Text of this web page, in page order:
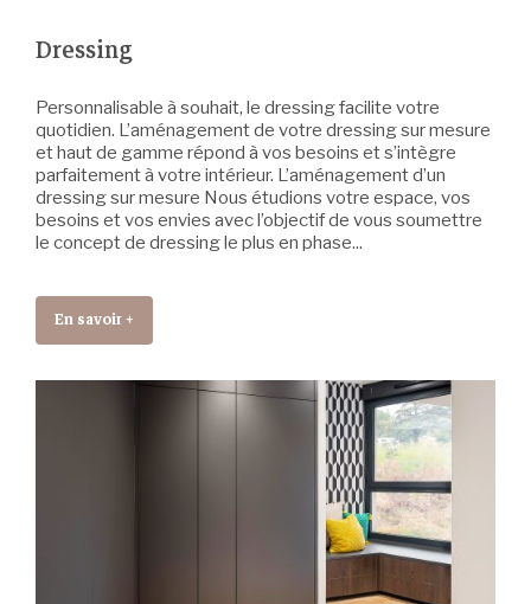
Dressing
Personnalisable à souhait, le dressing facilite votre
quotidien. L’aménagement de votre dressing sur mesure
et haut de gamme répond à vos besoins et s’intègre
parfaitement à votre intérieur. L’aménagement d’un
dressing sur mesure Nous étudions votre espace, vos
besoins et vos envies avec l’objectif de vous soumettre
le concept de dressing le plus en phase...
En savoir +